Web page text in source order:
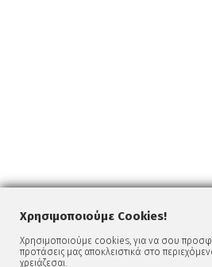
Χρησιμοποιούμε Cookies!
Χρησιμοποιούμε cookies, για να σου
προτάσεις μας αποκλειστικά στο
χρειάζεσαι.